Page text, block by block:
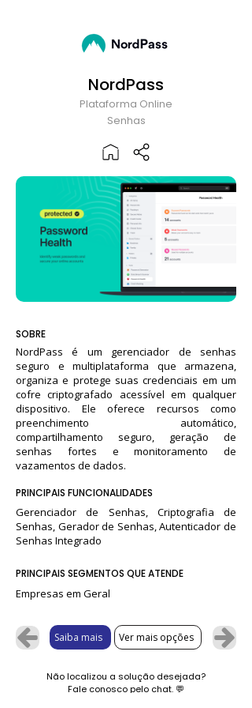
NordPass
Plataforma Online
Senhas
SOBRE
NordPass é um gerenciador de senhas
seguro e multiplataforma que armazena,
organiza e protege suas credenciais em um
cofre criptografado acessível em qualquer
dispositivo. Ele oferece recursos como
preenchimento automático,
compartilhamento seguro, geração de
senhas fortes e monitoramento de
vazamentos de dados.
PRINCIPAIS FUNCIONALIDADES
Gerenciador de Senhas, Criptografia de
Senhas, Gerador de Senhas, Autenticador de
Senhas Integrado
PRINCIPAIS SEGMENTOS QUE ATENDE
Empresas em Geral
Saiba mais Ver mais opções
Não localizou a solução desejada?
Fale conosco pelo chat.💬